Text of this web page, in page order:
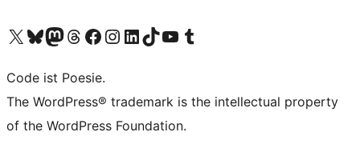
Unser X-Konto (früher Twitter) besuchen
Unser Bluesky-Konto besuchen
Unser Mastodon-Konto besuchen
Unser Threads-Konto besuchen
Unsere Facebook-Seite besuchen
Unser Instagram-Konto besuchen
Unser LinkedIn-Konto besuchen
Unser TikTok-Konto besuchen
Unseren YouTube-Kanal besuchen
Unser Tumblr-Konto besuchen
Code ist Poesie.
The WordPress® trademark is the intellectual property
of the WordPress Foundation.